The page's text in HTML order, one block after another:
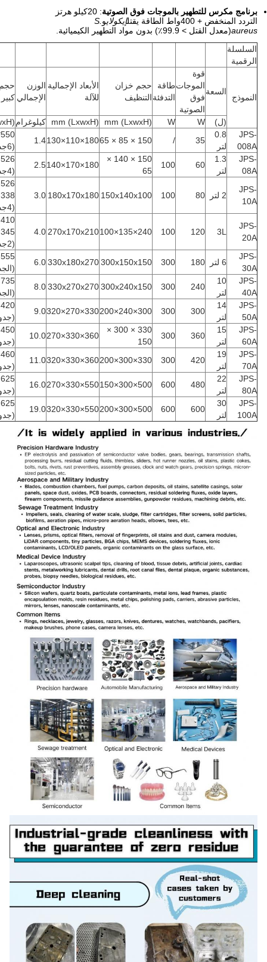
برنامج مكرس للتطهير بالموجات فوق الصوتية
: 20كيلو هرتز
التردد المنخفض + 400واط الطاقة يقتل
إيكولايو S.
aureus(معدل القتل > 99.9٪) بدون مواد التطهير الكيميائية.
السلسلة
الرقمية
النموذج
السعة
قوة
الموجات
فوق
الصوتية
طاقة
التدفئة
حجم خزان
التنظيف
الأبعاد الإجمالية
للآلة
الوزن
الإجمالي كبير
(ل) W
W
(LxwxH) mm
(LxwxH) mm كيلوغرام(LxwxH) mm
JPS-
008A
0.8
لتر
35
/
150 × 85 × 65
180×110×130
1.4
550*250*400
(6جداول)
JPS-
08A
1.3
لتر
60
100
150 × 140 ×
65
180×170×140
2.5
526×524×308
(4جداول)
JPS-
10A
2 لتر 80
100
150x140x100
180x170x180
3.0
338
(4جداول)
JPS-
20A
3L
120
100
240×135×100
270x170x210
4.0
345
(2جدول)
JPS-
30A
6 لتر 180
300
300x150x150
330x180x270
6.0
JPS-
40A
10
لتر
240
300
300x240x150
330x270x270
8.0
JPS-
50A
14
لتر
300
300
300×240×200
330×270×320
9.0
JPS-
60A
15
لتر
360
300
330 × 300 ×
150
360×330×270
10.0
JPS-
70A
19
لتر
420
300
330×300×200
360×330×320
11.0
JPS-
80A
22
لتر
480
600
500×300×150
550×330×270
16.0
JPS-
100A
30
لتر
600
600
500×300×200
550×330×320
19.0